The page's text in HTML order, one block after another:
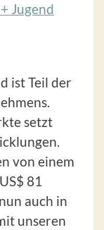
Jugend
ist Teil der
setzt
von einem
81
auch in
unseren